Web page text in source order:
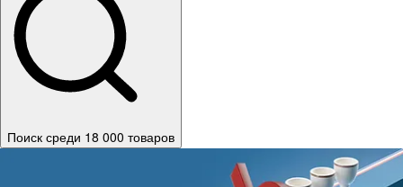
Поиск среди 18 000 товаров